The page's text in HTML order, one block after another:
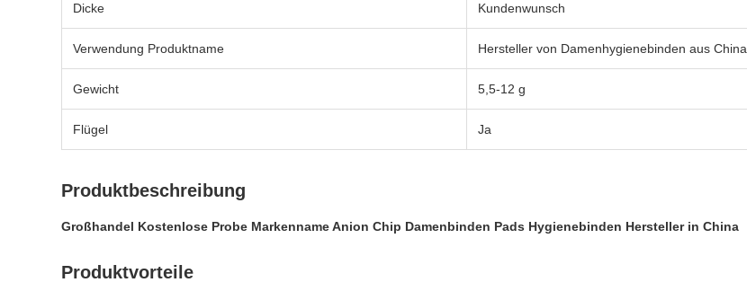
Dicke Kundenwunsch
Verwendung Produktname Hersteller von Damenhygienebinden aus China
Gewicht 5,5-12 g
Flügel Ja
Produktbeschreibung
Großhandel Kostenlose Probe Markenname Anion Chip Damenbinden Pads Hygienebinden Hersteller in China
Produktvorteile